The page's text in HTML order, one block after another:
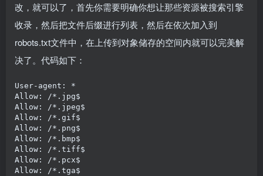
改，就可以了，首先你需要明确你想让那些资源被搜索引擎
收录，然后把文件后缀进行列表，然后在依次加入到
robots.txt文件中，在上传到对象储存的空间内就可以完美解
决了。代码如下：
User-agent: *
Allow: /*.jpg$
Allow: /*.jpeg$
Allow: /*.gif$
Allow: /*.png$
Allow: /*.bmp$
Allow: /*.tiff$
Allow: /*.pcx$
Allow: /*.tga$